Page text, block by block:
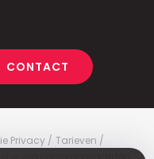
CONTACT
Privacy
Tarieven